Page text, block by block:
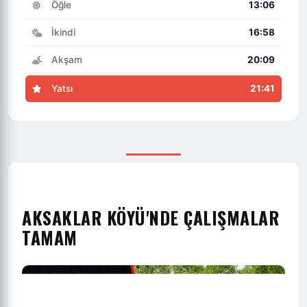
Öğle 13:06
İkindi 16:58
Akşam 20:09
Yatsı 21:41
AKSAKLAR KÖYÜ'NDE ÇALIŞMALAR
TAMAM